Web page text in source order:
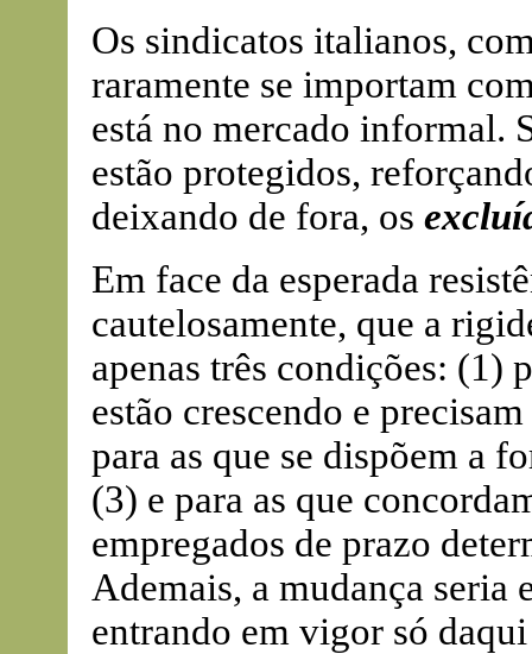
Os sindicatos italianos,
raramente se importam
está no mercado informal.
estão protegidos,
deixando de fora, os
Em face da esperada
cautelosamente, que a
apenas três condições: (1)
estão crescendo e
para as que se dispõem a
(3) e para as que
empregados de prazo
Ademais, a mudança seria
entrando em vigor só